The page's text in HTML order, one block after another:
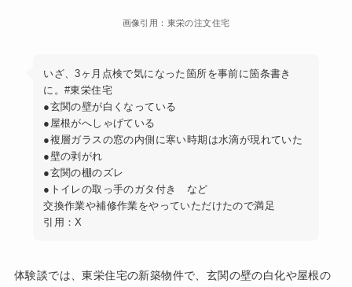
画像引用：東栄の注文住宅
いざ、3ヶ月点検で気になった箇所を事前に箇条書き
に。#東栄住宅
●玄関の壁が白くなっている
●屋根がへしゃげている
●複層ガラスの窓の内側に寒い時期は水滴が現れていた
●壁の剥がれ
●玄関の棚のズレ
●トイレの取っ手のガタ付き など
交換作業や補修作業をやっていただけたので満足
引用：X
体験談では、東栄住宅の新築物件で、玄関の壁の白化や屋根の